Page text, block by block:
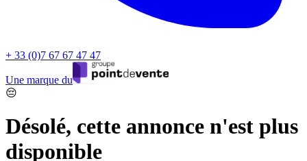
+ 33 (0)7 67 67 47 47
Une marque du
😔
Désolé, cette annonce n'est plus
disponible